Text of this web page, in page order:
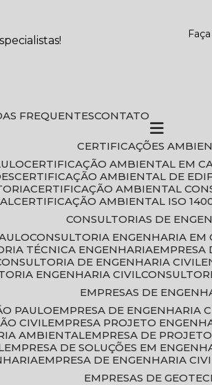
FREQUENTES CONTATO
CERTIFICAÇÕES
CERTIFICAÇÃO AMBIENTAL EM
CERTIFICAÇÃO AMBIENTAL DE
CERTIFICAÇÃO AMBIENTAL
CERTIFICAÇÃO AMBIENTAL ISO
CONSULTORIAS DE
CONSULTORIA ENGENHARIA EM
TÉCNICA ENGENHARIA
CONSULTORIA DE ENGENHARIA CIVIL
ENGENHARIA CIVIL
EMPRESAS DE
PAULO
EMPRESA DE ENGENHARIA
CIVIL EMPRESA PROJETO
AMBIENTAL EMPRESA DE
EMPRESA DE SOLUÇÕES EM
EMPRESA DE ENGENHARIA
EMPRESAS DE